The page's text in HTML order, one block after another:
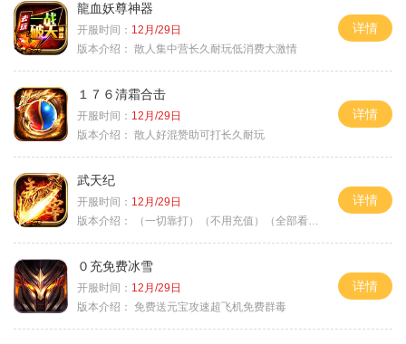
龍血妖尊神器
开服时间： 12月/29日
版本介绍： 散人集中营长久耐玩低消费大激情
详情
１７６清霜合击
开服时间： 12月/29日
版本介绍： 散人好混赞助可打长久耐玩
详情
武天纪
开服时间： 12月/29日
版本介绍：
（一切靠打）（不用充值）（全部看脸）
详情
０充免费冰雪
开服时间： 12月/29日
版本介绍： 免费送元宝攻速超飞机免费群毒
详情